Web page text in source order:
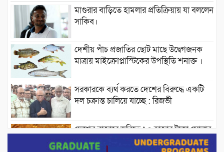
মাগুরার বাড়িতে হামলার প্রতিক্রিয়ায় যা বললেন
সাকিব।
দেশীয় পাঁচ প্রজাতির ছোট মাছে উদ্বেগজনক
মাত্রায় মাইক্রোপ্লাস্টিকের উপস্থিতি শনাক্ত ।
সরকারকে ব্যর্থ করতে দেশের বিরুদ্ধে একটি
দল চক্রান্ত চালিয়ে যাচ্ছে : রিজভী
দেশের বাজারে ভরিতে ১০ হাজার টাকা সোনার
দাম বাড়ানোর ঘোষণা।